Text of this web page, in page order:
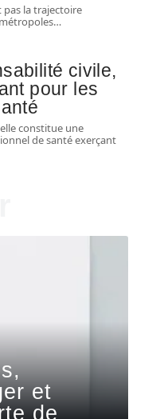
pas la trajectoire
…
civile,
pour les
constitue une
de santé exerçant
et
de